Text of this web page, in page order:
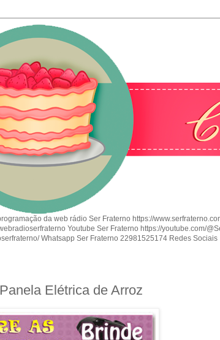
da web rádio Ser Fraterno https://
Youtube Ser Fraterno https://youtube.com/
Whatsapp Ser Fraterno 22981525174 Redes Sociais
Elétrica de Arroz